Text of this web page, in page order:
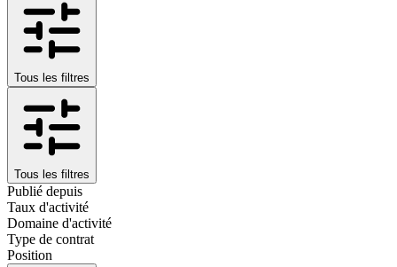
Tous les filtres
Tous les filtres
Publié depuis
Taux d'activité
Domaine d'activité
Type de contrat
Position